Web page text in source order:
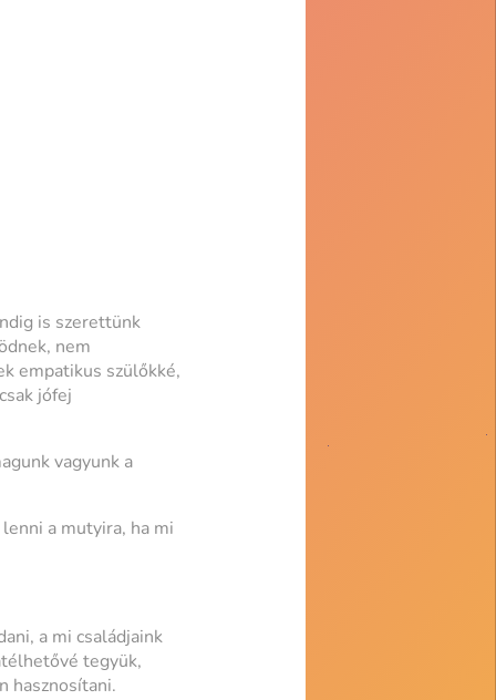
is szerettünk
nem
empatikus szülőkké,
jófej
vagyunk a
a mutyira, ha mi
a mi családjaink
tegyük,
hasznosítani.